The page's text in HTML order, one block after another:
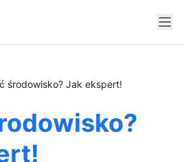
środowisko? Jak ekspert!